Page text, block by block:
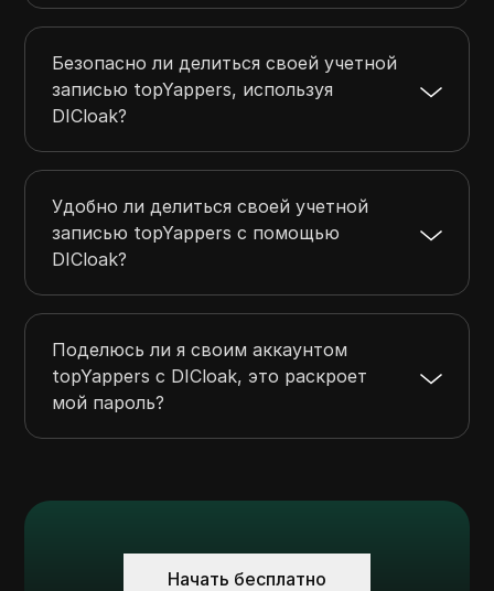
Безопасно ли делиться своей учетной
записью topYappers, используя
DICloak?
Удобно ли делиться своей учетной
записью topYappers с помощью
DICloak?
Поделюсь ли я своим аккаунтом
topYappers с DICloak, это раскроет
мой пароль?
Начать бесплатно